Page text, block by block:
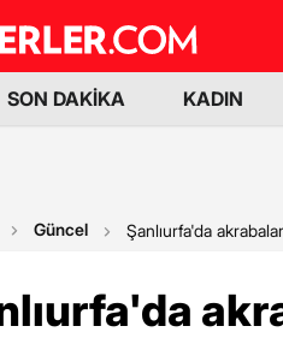
SON DAKİKA KADIN
Güncel Şanlıurfa'da